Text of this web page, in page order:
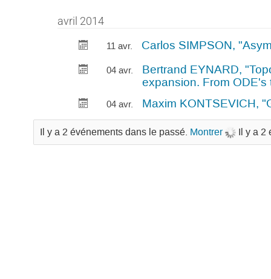
avril 2014
11 avr. Carlos SIMPSON,
04 avr.
Bertrand EYNARD,
expansion. From
04 avr. Maxim KONTSEVICH,
Il y a 2 événements dans le passé. Montrer Il y a 2